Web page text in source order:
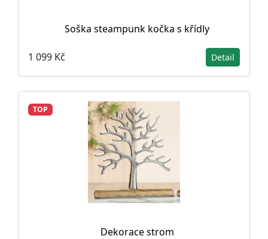
Soška steampunk kočka s křídly
1 099 Kč Detail
TOP
Dekorace strom